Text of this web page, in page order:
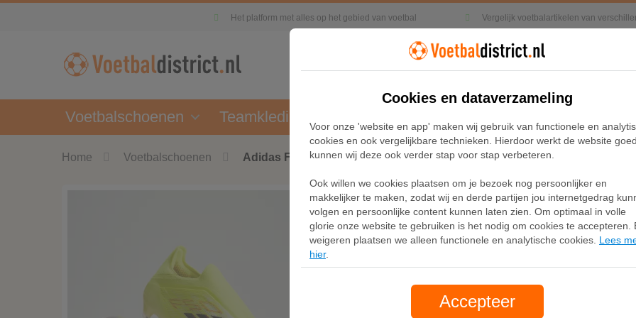
Het platform met alles op het gebied van voetbal Vergelijk voetbalartikelen van
Voetbalschoenen Teamkleding
Home Voetbalschoenen Adidas F50 Elite Laceless Firm Ground Voetbalschoenen
Adidas F50 Elite
Voetbalschoenen
270,00 gratis verzending
Cookies en dataverzameling
Voor onze 'website en app' maken wij gebruik van functionele en
cookies en ook vergelijkbare technieken. Hierdoor werkt de website
kunnen wij deze ook verder stap voor stap verbeteren.
Ook willen we cookies plaatsen om je bezoek nog persoonlijker en
makkelijker te maken, zodat wij en derde partijen jou internetgedrag
volgen en persoonlijke content kunnen laten zien. Om optimaal in volle
glorie onze website te gebruiken is het nodig om cookies te accepteren.
weigeren plaatsen we alleen functionele en analytische cookies. Lees
hier.
Accepteer